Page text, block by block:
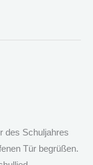
des Schuljahres
Tür begrüßen.